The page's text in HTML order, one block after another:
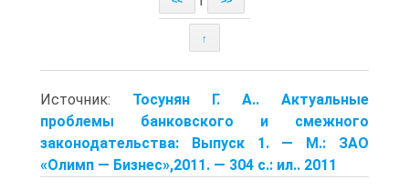
↑
Источник: Тосунян Г. А.. Актуальные
проблемы банковского и смежного
законодательства: Выпуск 1. — М.: ЗАО
«Олимп — Бизнес»,2011. — 304 с.: ил.. 2011